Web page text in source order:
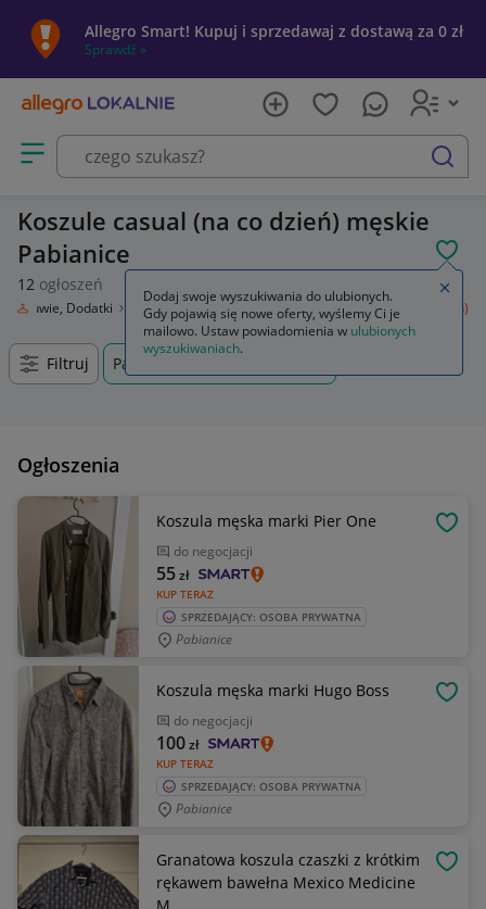
Allegro Smart! Kupuj i sprzedawaj z dostawą za 0 zł
Sprawdź »
Otwórz menu z kategoriami
szukaj
Koszule casual (na co dzień) męskie
Pabianice
12 ogłoszeń
Obuwie, Dodatki Odzież męska Koszule Koszule casual (na co dzień)
Filtruj Pabianice, Łódzkie, +0 km
Ogłoszenia
Koszula męska marki Pier One
do negocjacji
KUP TERAZ
55zł
SPRZEDAJĄCY: OSOBA PRYWATNA
Pabianice
Koszula męska marki Hugo Boss
do negocjacji
KUP TERAZ
100zł
SPRZEDAJĄCY: OSOBA PRYWATNA
Pabianice
Granatowa koszula czaszki z krótkim
rękawem bawełna Mexico Medicine
Dodaj swoje wyszukiwania do ulubionych.
Gdy pojawią się nowe oferty, wyślemy Ci je
mailowo. Ustaw powiadomienia w ulubionych
wyszukiwaniach.